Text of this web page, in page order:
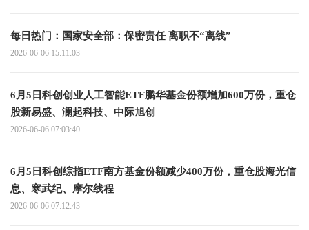
每日热门：国家安全部：保密责任 离职不“离线”
2026-06-06 15:11:03
6月5日科创创业人工智能ETF鹏华基金份额增加600万份，重仓
股新易盛、澜起科技、中际旭创
2026-06-06 07:03:40
6月5日科创综指ETF南方基金份额减少400万份，重仓股海光信
息、寒武纪、摩尔线程
2026-06-06 07:12:43